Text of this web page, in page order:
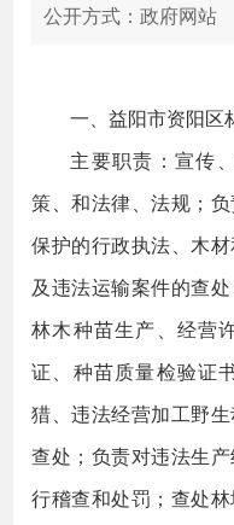
公开方式：政府网站
一、益阳市资阳区
主要职责：宣传
策、和法律、法规；
保护的行政执法、木
及违法运输案件的查
林木种苗生产、经营
证、种苗质量检验证
猎、违法经营加工野
查处；负责对违法生
行稽查和处罚；查处